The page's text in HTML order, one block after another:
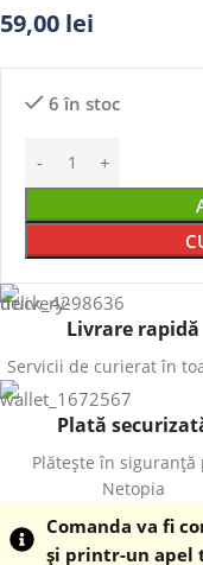
59,00 lei
6 în stoc
Livrare rapidă
Servicii de curierat în
Plată
Plătește în siguranță
Netopia
Comanda va fi
și printr-un apel